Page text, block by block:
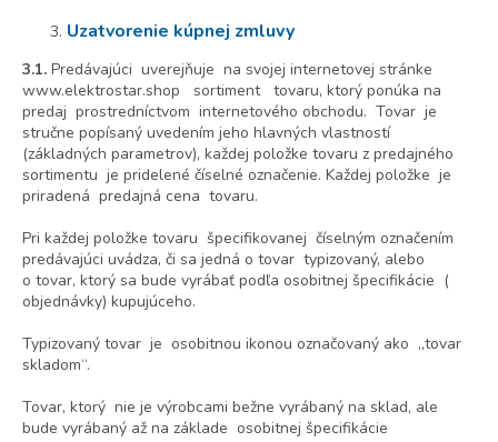
Uzatvorenie kúpnej zmluvy
3.1. Predávajúci uverejňuje na svojej internetovej stránke
www.elektrostar.shop sortiment tovaru, ktorý ponúka na
predaj prostredníctvom internetového obchodu. Tovar je
stručne popísaný uvedením jeho hlavných vlastností
(základných parametrov), každej položke tovaru z predajného
sortimentu je pridelené číselné označenie. Každej položke je
priradená predajná cena tovaru.
Pri každej položke tovaru špecifikovanej číselným označením
predávajúci uvádza, či sa jedná o tovar typizovaný, alebo
o tovar, ktorý sa bude vyrábať podľa osobitnej špecifikácie (
objednávky) kupujúceho.
Typizovaný tovar je osobitnou ikonou označovaný ako „tovar
skladom“.
Tovar, ktorý nie je výrobcami bežne vyrábaný na sklad, ale
bude vyrábaný až na základe osobitnej špecifikácie